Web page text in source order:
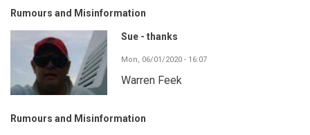
Rumours and Misinformation
Sue - thanks
Mon, 06/01/2020 - 16:07
Warren Feek
Rumours and Misinformation